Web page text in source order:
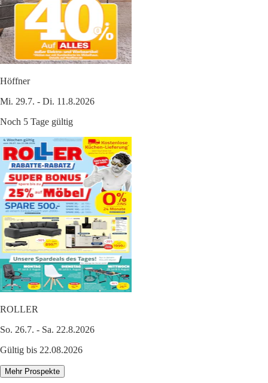
Höffner
Mi. 29.7. - Di. 11.8.2026
Noch 5 Tage gültig
ROLLER
So. 26.7. - Sa. 22.8.2026
Gültig bis 22.08.2026
Mehr Prospekte